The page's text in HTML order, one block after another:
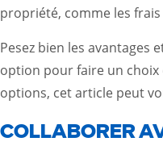
propriété, comme les
Pesez bien les avantages
option pour faire un
options, cet article peut
COLLABORER